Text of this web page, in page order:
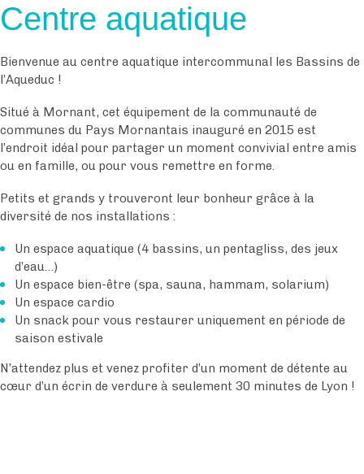
Centre aquatique
Bienvenue au centre aquatique intercommunal les Bassins de
l’Aqueduc !
Situé à Mornant, cet équipement de la communauté de
communes du Pays Mornantais inauguré en 2015 est
l’endroit idéal pour partager un moment convivial entre amis
ou en famille, ou pour vous remettre en forme.
Petits et grands y trouveront leur bonheur grâce à la
diversité de nos installations :
Un espace aquatique (4 bassins, un pentagliss, des jeux
d’eau…)
Un espace bien-être (spa, sauna, hammam, solarium)
Un espace cardio
Un snack pour vous restaurer uniquement en période de
saison estivale
N’attendez plus et venez profiter d’un moment de détente au
cœur d’un écrin de verdure à seulement 30 minutes de Lyon !